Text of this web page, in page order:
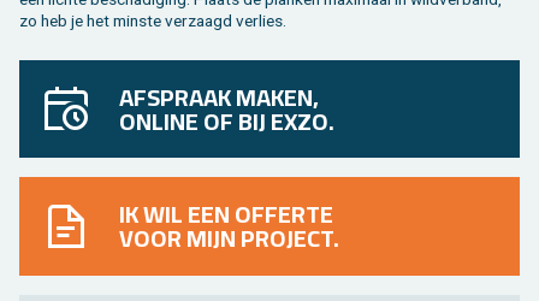
zo heb je het min­ste ver­zaagd ver­lies.
AFSPRAAK MAKEN,
ONLINE OF BIJ EXZO.
IK WIL EEN OFFERTE
VOOR MIJN PROJECT.